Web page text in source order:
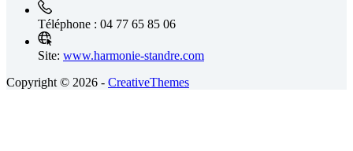
Téléphone : 04 77 65 85 06
Site: www.harmonie-standre.com
Copyright © 2026 - CreativeThemes